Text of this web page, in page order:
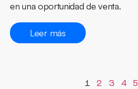
en una oportunidad de venta.
Leer más
1 2 3 4 5